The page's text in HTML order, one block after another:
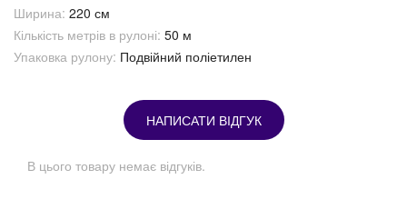
Ширина: 220 см
Кількість метрів в рулоні: 50 м
Упаковка рулону: Подвійний поліетилен
НАПИСАТИ ВІДГУК
В цього товару немає відгуків.